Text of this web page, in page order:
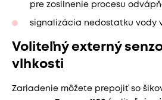
pre zosilnenie procesu
signalizácia nedostatku vody
Voliteľný externý
vlhkosti
Zariadenie môžete prepojiť so